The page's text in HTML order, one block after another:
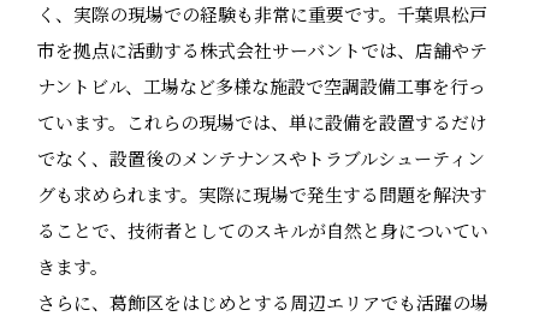
く、実際の現場での経験も非常に重要です。千葉県松戸
市を拠点に活動する株式会社サーバントでは、店舗やテ
ナントビル、工場など多様な施設で空調設備工事を行っ
ています。これらの現場では、単に設備を設置するだけ
でなく、設置後のメンテナンスやトラブルシューティン
グも求められます。実際に現場で発生する問題を解決す
ることで、技術者としてのスキルが自然と身についてい
きます。
さらに、葛飾区をはじめとする周辺エリアでも活躍の場